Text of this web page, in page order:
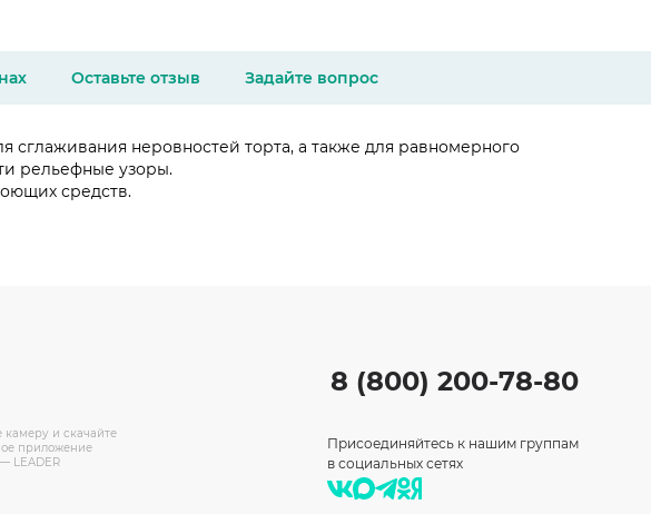
Оставьте отзыв Задайте вопрос
неровностей торта, а также для равномерного
рельефные узоры.
средств.
камеру и скачайте
приложение
LEADER
8 (800) 200-78-80
Присоединяйтесь к нашим группам
в социальных сетях